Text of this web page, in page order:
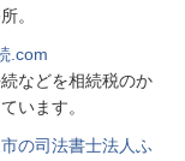
。
.com
などを相続税のか
います。
の司法書士法人ふ